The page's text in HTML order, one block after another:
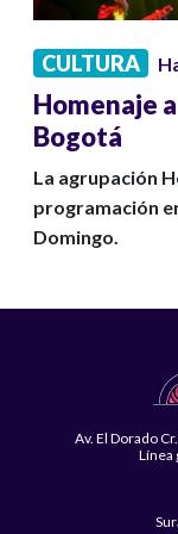
CULTURA
Homenaje
Bogotá
La agrupación
programación
Domingo.
Av. El Dorado
Línea